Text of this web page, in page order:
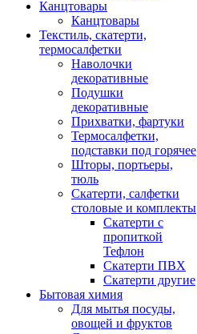
Канцтовары
Канцтовары
Текстиль, скатерти,
термосалфетки
Наволочки
декоративные
Подушки
декоративные
Прихватки, фартуки
Термосалфетки,
подставки под горячее
Шторы, портьеры,
тюль
Скатерти, салфетки
столовые и комплекты
Скатерти с
пропиткой
Тефлон
Скатерти ПВХ
Скатерти другие
Бытовая химия
Для мытья посуды,
овощей и фруктов